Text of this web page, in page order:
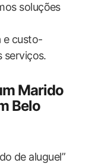
soluções
e⁤ custo-
serviços.
Marido
Belo
​de aluguel”